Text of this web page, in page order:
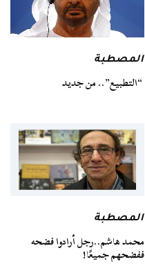
المصطبة
“التطبيع”.. من جديد
المصطبة
محمد هاشم..رجل أرادوا فضحه
ففضحهم جميعًا!